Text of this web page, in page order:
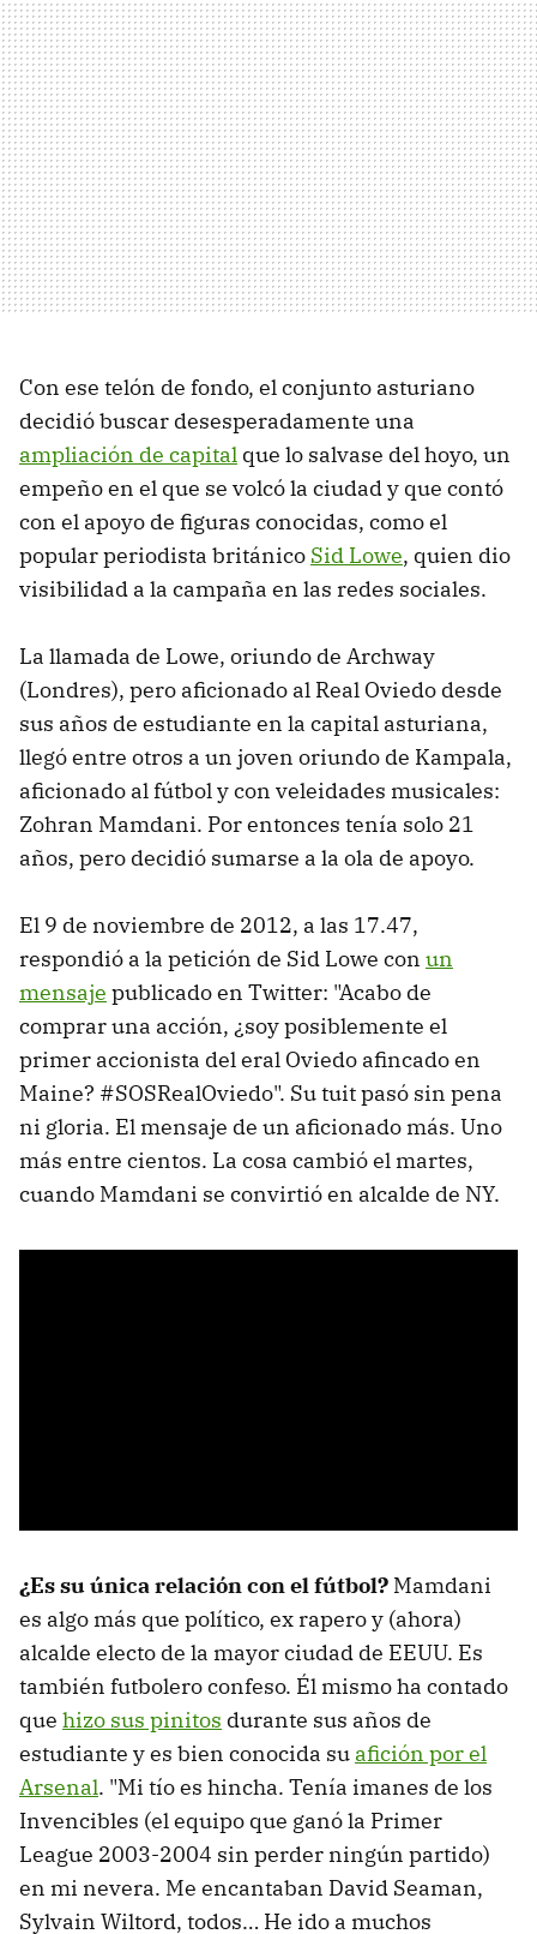
Con ese telón de fondo, el conjunto asturiano
decidió buscar desesperadamente una
ampliación de capital que lo salvase del hoyo, un
empeño en el que se volcó la ciudad y que contó
con el apoyo de figuras conocidas, como el
popular periodista británico Sid Lowe, quien dio
visibilidad a la campaña en las redes sociales.
La llamada de Lowe, oriundo de Archway
(Londres), pero aficionado al Real Oviedo desde
sus años de estudiante en la capital asturiana,
llegó entre otros a un joven oriundo de Kampala,
aficionado al fútbol y con veleidades musicales:
Zohran Mamdani. Por entonces tenía solo 21
años, pero decidió sumarse a la ola de apoyo.
El 9 de noviembre de 2012, a las 17.47,
respondió a la petición de Sid Lowe con un
mensaje publicado en Twitter: "Acabo de
comprar una acción, ¿soy posiblemente el
primer accionista del eral Oviedo afincado en
Maine? #SOSRealOviedo". Su tuit pasó sin pena
ni gloria. El mensaje de un aficionado más. Uno
más entre cientos. La cosa cambió el martes,
cuando Mamdani se convirtió en alcalde de NY.
¿Es su única relación con el fútbol? Mamdani
es algo más que político, ex rapero y (ahora)
alcalde electo de la mayor ciudad de EEUU. Es
también futbolero confeso. Él mismo ha contado
que hizo sus pinitos durante sus años de
estudiante y es bien conocida su afición por el
Arsenal. "Mi tío es hincha. Tenía imanes de los
Invencibles (el equipo que ganó la Primer
League 2003-2004 sin perder ningún partido)
en mi nevera. Me encantaban David Seaman,
Sylvain Wiltord, todos… He ido a muchos